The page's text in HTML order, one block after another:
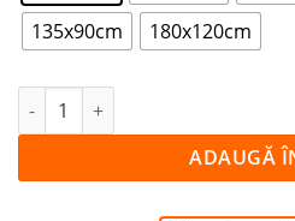
135x90cm
180x120cm
Cantitate Tablou FLUID ART
ADAUGĂ